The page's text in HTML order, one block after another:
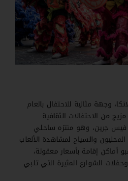
وجهة مثالية للاحتفال بالعام
من الاحتفالات الثقافية
جرين، وهو منتزه ساحلي
والسياح لمشاهدة الألعاب
أماكن إقامة بأسعار معقولة،
الشوارع المثيرة التي تلبي